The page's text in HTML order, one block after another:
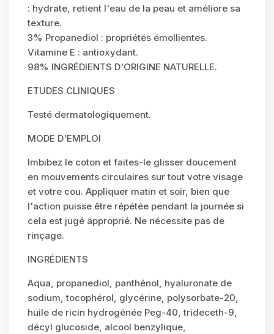
: hydrate, retient l'eau de la peau et améliore sa
texture.
3% Propanediol : propriétés émollientes.
Vitamine E : antioxydant.
98% INGRÉDIENTS D'ORIGINE NATURELLE.
ETUDES CLINIQUES
Testé dermatologiquement.
MODE D'EMPLOI
Imbibez le coton et faites-le glisser doucement
en mouvements circulaires sur tout votre visage
et votre cou. Appliquer matin et soir, bien que
l'action puisse être répétée pendant la journée si
cela est jugé approprié. Ne nécessite pas de
rinçage.
INGRÉDIENTS
Aqua, propanediol, panthénol, hyaluronate de
sodium, tocophérol, glycérine, polysorbate-20,
huile de ricin hydrogénée Peg-40, trideceth-9,
décyl glucoside, alcool benzylique,